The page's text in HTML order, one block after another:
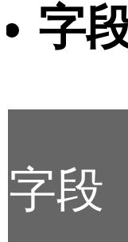
字
字段